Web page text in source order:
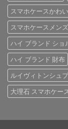
スマホケースかわ
スマホケースメンズ
ハイ ブランド ショ
ハイ ブランド 財布
ルイヴィトンシュ
大理石 スマホケー